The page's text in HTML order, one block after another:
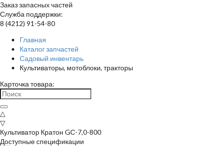
Заказ запасных частей
Служба поддержки:
8 (4212) 91-54-80
Главная
Каталог запчастей
Садовый инвентарь
Культиваторы, мотоблоки, тракторы
Карточка товара:
△
▽
Культиватор Кратон GС-7,0-800
Доступные спецификации